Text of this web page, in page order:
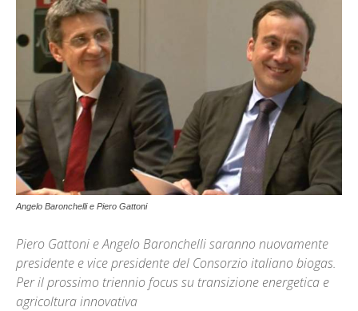
Angelo Baronchelli e Piero Gattoni
Piero Gattoni e Angelo Baronchelli saranno nuovamente
presidente e vice presidente del Consorzio italiano biogas.
Per il prossimo triennio focus su transizione energetica e
agricoltura innovativa